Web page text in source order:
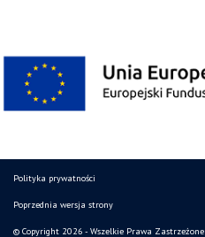
Polityka prywatności
Poprzednia wersja strony
© Copyright 2026 - Wszelkie Prawa Zastrzeżone